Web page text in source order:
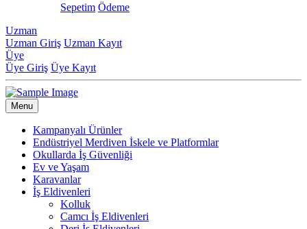
Sepetim Ödeme
Uzman
Uzman Giriş Uzman Kayıt
Üye
Üye Giriş Üye Kayıt
Menu
Kampanyalı Ürünler
Endüstriyel Merdiven İskele ve Platformlar
Okullarda İş Güvenliği
Ev ve Yaşam
Karavanlar
İş Eldivenleri
Kolluk
Camcı İş Eldivenleri